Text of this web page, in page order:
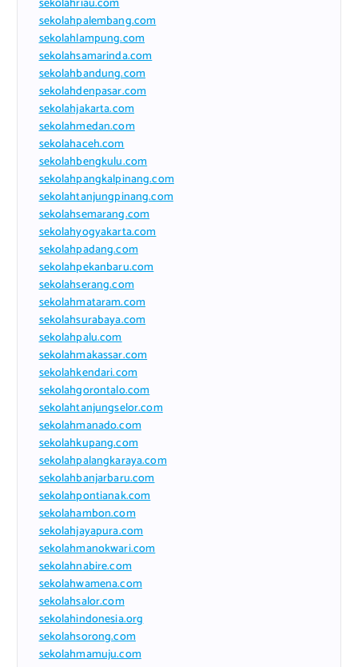
sekolahriau.com
sekolahpalembang.com
sekolahlampung.com
sekolahsamarinda.com
sekolahbandung.com
sekolahdenpasar.com
sekolahjakarta.com
sekolahmedan.com
sekolahaceh.com
sekolahbengkulu.com
sekolahpangkalpinang.com
sekolahtanjungpinang.com
sekolahsemarang.com
sekolahyogyakarta.com
sekolahpadang.com
sekolahpekanbaru.com
sekolahserang.com
sekolahmataram.com
sekolahsurabaya.com
sekolahpalu.com
sekolahmakassar.com
sekolahkendari.com
sekolahgorontalo.com
sekolahtanjungselor.com
sekolahmanado.com
sekolahkupang.com
sekolahpalangkaraya.com
sekolahbanjarbaru.com
sekolahpontianak.com
sekolahambon.com
sekolahjayapura.com
sekolahmanokwari.com
sekolahnabire.com
sekolahwamena.com
sekolahsalor.com
sekolahindonesia.org
sekolahsorong.com
sekolahmamuju.com